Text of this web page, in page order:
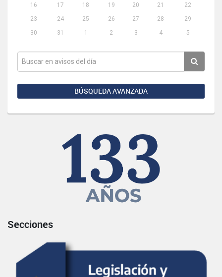
16
17 18 19 20 21
22
23
24 25 26 27 28
29
30
31 1 2 3 4 5
BÚSQUEDA AVANZADA
Secciones